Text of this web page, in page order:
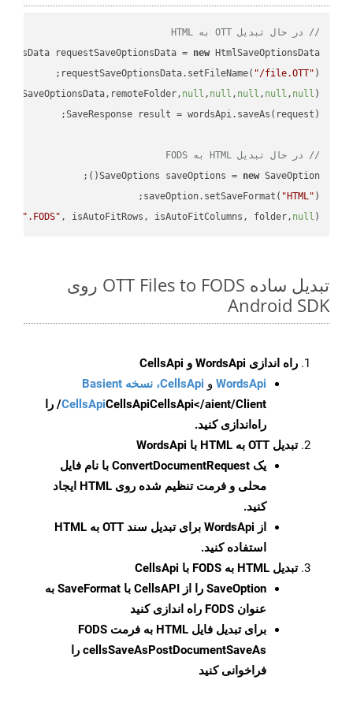
// در حال تبدیل OTT به HTML
requestSaveOptionsData = new
requestSaveOptionsData.setFileName( "/file.OTT"
null , null , null , null , null
// در حال تبدیل HTML به FODS
SaveOptions saveOptions = new
saveOption.setSaveFormat( "HTML"
".FODS" , isAutoFitRows, isAutoFitColumns, folder, null );
تبدیل ساده OTT Files to FODS روی
Android SDK
راه اندازی WordsApi و CellsApi
WordsApi و CellsApi، نسخه Basient
CellsApiCellsApi
CellsApi</aient/Client/ را
راه‌اندازی کنید.
تبدیل OTT به HTML با WordsApi
یک ConvertDocumentRequest با نام فایل
محلی و فرمت تنظیم شده روی HTML ایجاد
کنید.
از WordsApi برای تبدیل سند OTT به HTML
استفاده کنید.
تبدیل HTML به FODS با CellsApi
SaveOption
را از CellsAPI با SaveFormat به
عنوان FODS راه اندازی کنید
برای تبدیل فایل HTML به فرمت
FODS
cellsSaveAsPostDocumentSaveAs را
فراخوانی کنید